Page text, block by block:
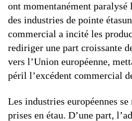
ont momentanément paralysé
des industries de pointe
commercial a incité les
rediriger une part croissante
vers l’Union européenne,
péril l’excédent commercial
Les industries européennes
prises en étau. D’une part,